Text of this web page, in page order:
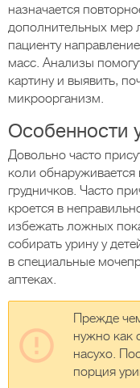
назначается
дополнительных мер
пациенту
масс. Анализы
картину и выявить,
микроорганизм.
Особенности
Довольно часто
коли обнаруживается
грудничков. Часто
кроется в
избежать ложных
собирать урину у
в специальные
аптеках.
Прежде
нужно как
насухо.
порция